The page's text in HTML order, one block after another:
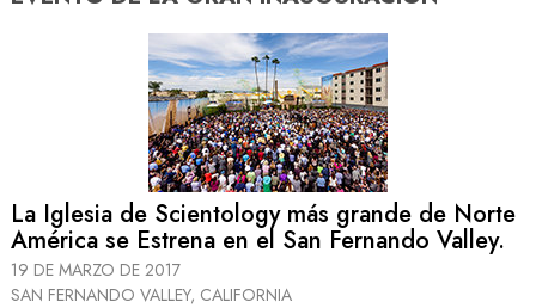
La Iglesia de Scientology más grande de Norte
América se Estrena en el San Fernando Valley.
19 DE MARZO DE 2017
SAN FERNANDO VALLEY, CALIFORNIA